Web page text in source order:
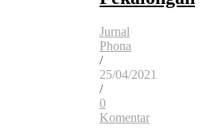
Jurnal
Phona
/
25/04/2021
/
0
Komentar